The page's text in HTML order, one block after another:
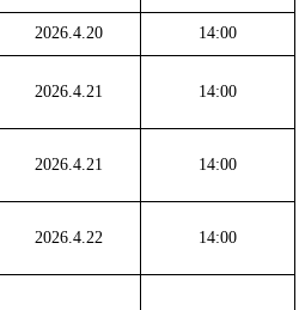
2026.4.20 14:00
2026.4.21 14:00
2026.4.21 14:00
2026.4.22 14:00